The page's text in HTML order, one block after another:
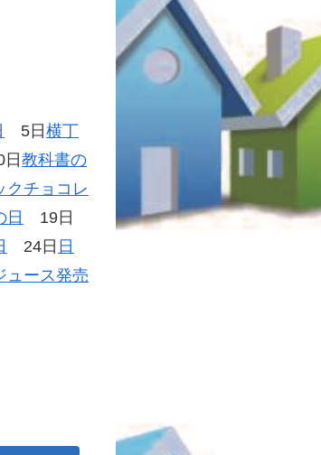
5日 横丁
教科書の
クチョコレ
日
19日
24日 日
ュース発売